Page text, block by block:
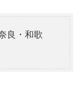
良・和歌